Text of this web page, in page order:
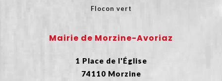
Flocon vert
Mairie de Morzine-Avoriaz
1 Place de l'Église
74110 Morzine